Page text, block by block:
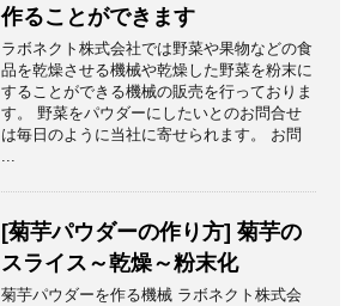
作ることができます
ラボネクト株式会社では野菜や果物などの食
品を乾燥させる機械や乾燥した野菜を粉末に
することができる機械の販売を行っておりま
す。 野菜をパウダーにしたいとのお問合せ
は毎日のように当社に寄せられます。 お問
...
[菊芋パウダーの作り方] 菊芋の
スライス～乾燥～粉末化
菊芋パウダーを作る機械 ラボネクト株式会